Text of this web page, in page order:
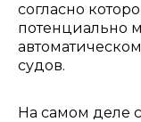
согласно
потенциально
судов.
На самом деле